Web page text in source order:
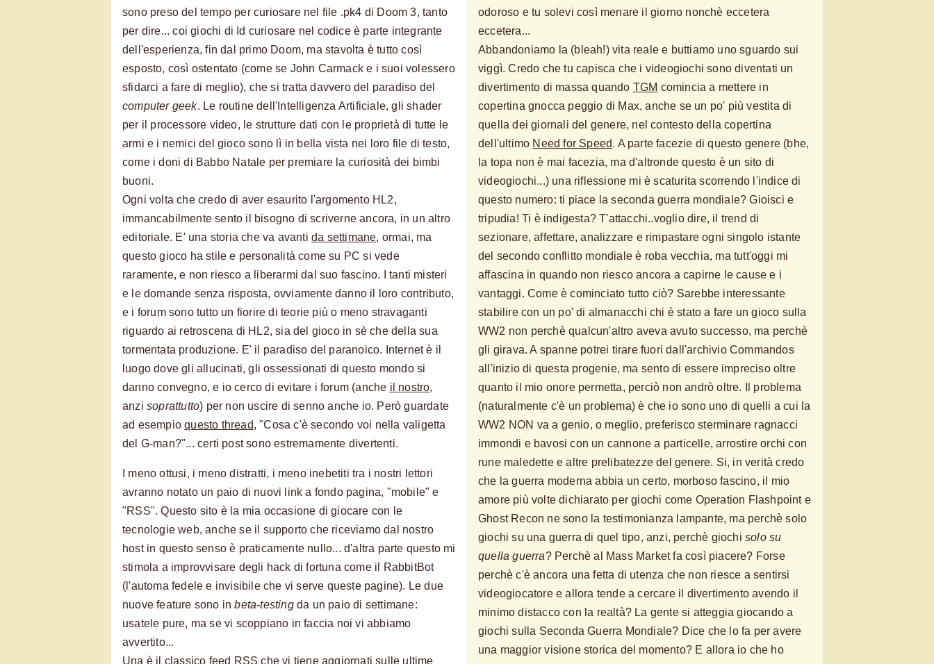
sono preso del tempo per curiosare nel file .pk4 di Doom 3, tanto
per dire... coi giochi di Id curiosare nel codice è parte integrante
dell'esperienza, fin dal primo Doom, ma stavolta è tutto così
esposto, così ostentato (come se John Carmack e i suoi volessero
sfidarci a fare di meglio), che si tratta davvero del paradiso del
computer geek. Le routine dell'Intelligenza Artificiale, gli shader
per il processore video, le strutture dati con le proprietà di tutte le
armi e i nemici del gioco sono lì in bella vista nei loro file di testo,
come i doni di Babbo Natale per premiare la curiosità dei bimbi
buoni.
Ogni volta che credo di aver esaurito l'argomento HL2,
immancabilmente sento il bisogno di scriverne ancora, in un altro
editoriale. E' una storia che va avanti da settimane, ormai, ma
questo gioco ha stile e personalità come su PC si vede
raramente, e non riesco a liberarmi dal suo fascino. I tanti misteri
e le domande senza risposta, ovviamente danno il loro contributo,
e i forum sono tutto un fiorire di teorie più o meno stravaganti
riguardo ai retroscena di HL2, sia del gioco in sè che della sua
tormentata produzione. E' il paradiso del paranoico. Internet è il
luogo dove gli allucinati, gli ossessionati di questo mondo si
danno convegno, e io cerco di evitare i forum (anche il nostro,
anzi soprattutto) per non uscire di senno anche io. Però guardate
ad esempioquesto thread, "Cosa c'è secondo voi nella valigetta
del G-man?"... certi post sono estremamente divertenti.
I meno ottusi, i meno distratti, i meno inebetiti tra i nostri lettori
avranno notato un paio di nuovi link a fondo pagina, "mobile" e
"RSS". Questo sito è la mia occasione di giocare con le
tecnologie web, anche se il supporto che riceviamo dal nostro
host in questo senso è praticamente nullo... d'altra parte questo mi
stimola a improvvisare degli hack di fortuna come il RabbitBot
(l'automa fedele e invisibile che vi serve queste pagine). Le due
nuove feature sono inbeta-testingda un paio di settimane:
usatele pure, ma se vi scoppiano in faccia noi vi abbiamo
avvertito...
Una è il classico feed RSS che vi tiene aggiornati sulle ultime
odoroso e tu solevi così menare il giorno nonchè eccetera
eccetera...
Abbandoniamo la (bleah!) vita reale e buttiamo uno sguardo sui
viggì. Credo che tu capisca che i videogiochi sono diventati un
divertimento di massa quando TGM comincia a mettere in
copertina gnocca peggio di Max, anche se un po' più vestita di
quella dei giornali del genere, nel contesto della copertina
dell'ultimo Need for Speed. A parte facezie di questo genere (bhe,
la topa non è mai facezia, ma d'altronde questo è un sito di
videogiochi...) una riflessione mi è scaturita scorrendo l'indice di
questo numero: ti piace la seconda guerra mondiale? Gioisci e
tripudia! Ti è indigesta? T'attacchi..voglio dire, il trend di
sezionare, affettare, analizzare e rimpastare ogni singolo istante
del secondo conflitto mondiale è roba vecchia, ma tutt'oggi mi
affascina in quando non riesco ancora a capirne le cause e i
vantaggi. Come è cominciato tutto ciò? Sarebbe interessante
stabilire con un po' di almanacchi chi è stato a fare un gioco sulla
WW2 non perchè qualcun'altro aveva avuto successo, ma perchè
gli girava. A spanne potrei tirare fuori dall'archivio Commandos
all'inizio di questa progenie, ma sento di essere impreciso oltre
quanto il mio onore permetta, perciò non andrò oltre. Il problema
(naturalmente c'è un problema) è che io sono uno di quelli a cui la
WW2 NON va a genio, o meglio, preferisco sterminare ragnacci
immondi e bavosi con un cannone a particelle, arrostire orchi con
rune maledette e altre prelibatezze del genere. Si, in verità credo
che la guerra moderna abbia un certo, morboso fascino, il mio
amore più volte dichiarato per giochi come Operation Flashpoint e
Ghost Recon ne sono la testimonianza lampante, ma perchè solo
giochi su una guerra di quel tipo, anzi, perchè giochisolo su
quella guerra? Perchè al Mass Market fa così piacere? Forse
perchè c'è ancora una fetta di utenza che non riesce a sentirsi
videogiocatore e allora tende a cercare il divertimento avendo il
minimo distacco con la realtà? La gente si atteggia giocando a
giochi sulla Seconda Guerra Mondiale? Dice che lo fa per avere
una maggior visione storica del momento? E allora io che ho